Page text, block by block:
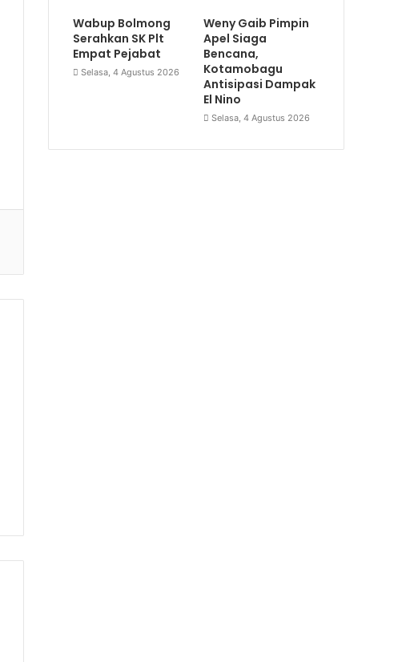
Wabup Bolmong
Serahkan SK Plt
Empat Pejabat
Selasa, 4 Agustus 2026
Weny Gaib Pimpin
Apel Siaga
Bencana,
Kotamobagu
Antisipasi Dampak
El Nino
Selasa, 4 Agustus 2026